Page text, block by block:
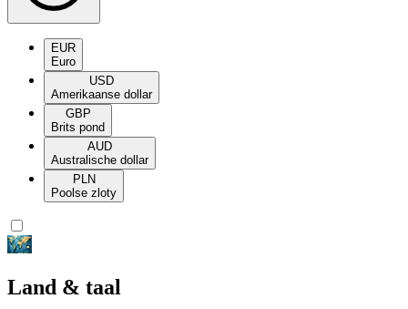
EUR
Euro
USD
Amerikaanse dollar
GBP
Brits pond
AUD
Australische dollar
PLN
Poolse zloty
Land & taal